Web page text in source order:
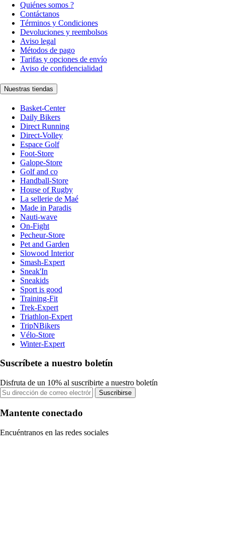
Quiénes somos ?
Contáctanos
Términos y Condiciones
Devoluciones y reembolsos
Aviso legal
Métodos de pago
Tarifas y opciones de envío
Aviso de confidencialidad
Nuestras tiendas
Basket-Center
Daily Bikers
Direct Running
Direct-Volley
Espace Golf
Foot-Store
Galope-Store
Golf and co
Handball-Store
House of Rugby
La sellerie de Maé
Made in Paradis
Nauti-wave
On-Fight
Pecheur-Store
Pet and Garden
Slowood Interior
Smash-Expert
Sneak'In
Sneakids
Sport is good
Training-Fit
Trek-Expert
Triathlon-Expert
TripNBikers
Vélo-Store
Winter-Expert
Suscríbete a nuestro boletín
Disfruta de un 10% al suscribirte a nuestro boletín
Suscribirse
Mantente conectado
Encuéntranos en las redes sociales